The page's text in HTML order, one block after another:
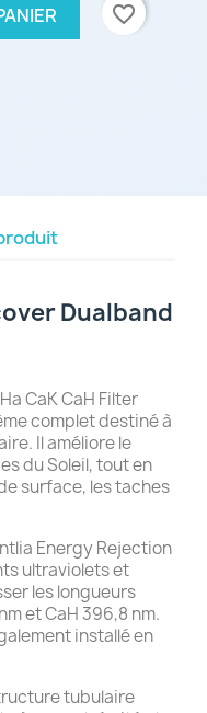
favorite_border
Dualband
CaK CaH Filter
complet destiné à
Il améliore le
du Soleil, tout en
surface, les taches
Energy Rejection
ultraviolets et
les longueurs
et CaH 396,8 nm.
installé en
tubulaire